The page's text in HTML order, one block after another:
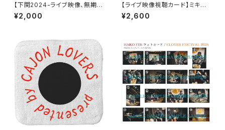
【下関2024-ライブ映像、無期限
視聴カード】HAKO FES 下関2
024
¥2,000
【ライブ映像視聴カード】ミキヒ
ト企画「エムズリズム2 vol.15」/
ハコフェス特典あり
¥2,600